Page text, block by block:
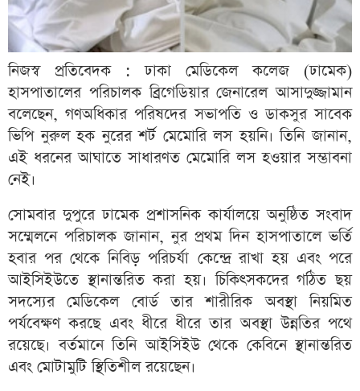
নিজস্ব প্রতিবেদক : ঢাকা মেডিকেল কলেজ (ঢামেক)
হাসপাতালের পরিচালক ব্রিগেডিয়ার জেনারেল আসাদুজ্জামান
বলেছেন, গণঅধিকার পরিষদের সভাপতি ও ডাকসুর সাবেক
ভিপি নুরুল হক নুরের শর্ট মেমোরি লস হয়নি। তিনি জানান,
এই ধরনের আঘাতে সাধারণত মেমোরি লস হওয়ার সম্ভাবনা
নেই।
সোমবার দুপুরে ঢামেক প্রশাসনিক কার্যালয়ে অনুষ্ঠিত সংবাদ
সম্মেলনে পরিচালক জানান, নুর প্রথম দিন হাসপাতালে ভর্তি
হবার পর থেকে নিবিড় পরিচর্যা কেন্দ্রে রাখা হয় এবং পরে
আইসিইউতে স্থানান্তরিত করা হয়। চিকিৎসকদের গঠিত ছয়
সদস্যের মেডিকেল বোর্ড তার শারীরিক অবস্থা নিয়মিত
পর্যবেক্ষণ করছে এবং ধীরে ধীরে তার অবস্থা উন্নতির পথে
রয়েছে। বর্তমানে তিনি আইসিইউ থেকে কেবিনে স্থানান্তরিত
এবং মোটামুটি স্থিতিশীল রয়েছেন।